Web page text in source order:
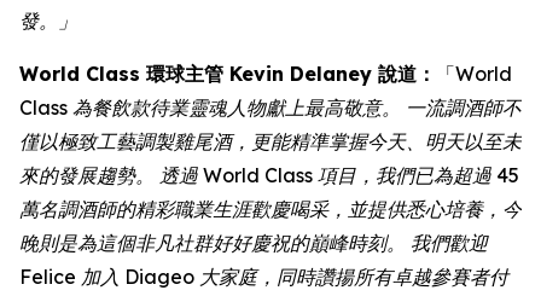
發。」
World Class 環球主管 Kevin Delaney 說道： 「World
Class 為餐飲款待業靈魂人物獻上最高敬意。 一流調酒師不
僅以極致工藝調製雞尾酒，更能精準掌握今天、明天以至未
來的發展趨勢。 透過 World Class 項目，我們已為超過 45
萬名調酒師的精彩職業生涯歡慶喝采，並提供悉心培養，今
晚則是為這個非凡社群好好慶祝的巔峰時刻。 我們歡迎
Felice 加入 Diageo 大家庭，同時讚揚所有卓越參賽者付